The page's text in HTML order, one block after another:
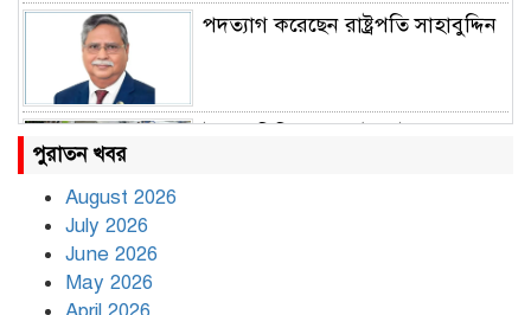
পদত্যাগ করেছেন রাষ্ট্রপতি সাহাবুদ্দিন
পুরাতন খবর
August 2026
July 2026
June 2026
May 2026